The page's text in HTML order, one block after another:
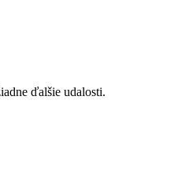
ďalšie udalosti.